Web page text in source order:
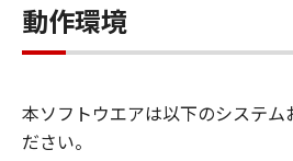
動作環境
本ソフトウエアは以下のシステム
ださい。